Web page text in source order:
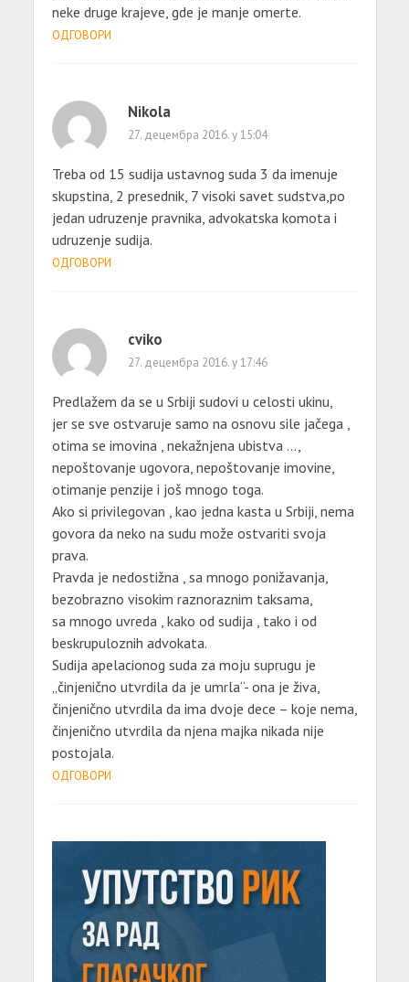
neke druge krajeve, gde je manje omerte.
ОДГОВОРИ
Nikola
27. децембра 2016. у 15:04
Treba od 15 sudija ustavnog suda 3 da imenuje
skupstina, 2 presednik, 7 visoki savet sudstva,po
jedan udruzenje pravnika, advokatska komota i
udruzenje sudija.
ОДГОВОРИ
cviko
27. децембра 2016. у 17:46
Predlažem da se u Srbiji sudovi u celosti ukinu,
jer se sve ostvaruje samo na osnovu sile jačega ,
otima se imovina , nekažnjena ubistva …,
nepoštovanje ugovora, nepoštovanje imovine,
otimanje penzije i još mnogo toga.
Ako si privilegovan , kao jedna kasta u Srbiji, nema
govora da neko na sudu može ostvariti svoja
prava.
Pravda je nedostižna , sa mnogo ponižavanja,
bezobrazno visokim raznoraznim taksama,
sa mnogo uvreda , kako od sudija , tako i od
beskrupuloznih advokata.
Sudija apelacionog suda za moju suprugu je
„činjenično utvrdila da je umrla“- ona je živa,
činjenično utvrdila da ima dvoje dece – koje nema,
činjenično utvrdila da njena majka nikada nije
postojala.
ОДГОВОРИ